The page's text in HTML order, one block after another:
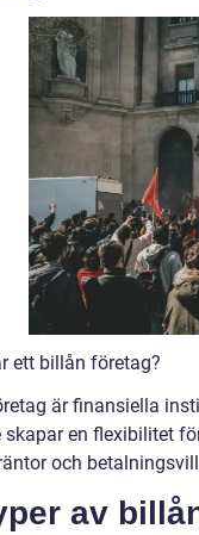
ett billån företag?
är finansiella
skapar en flexibilitet
och
av